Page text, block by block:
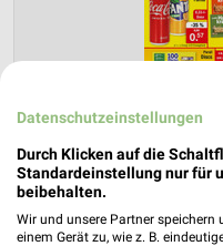
Datenschutzeinstellungen
Durch Klicken auf die
Standardeinstellung nur für
beibehalten.
Wir und unsere Partner
einem Gerät zu, wie z. B.